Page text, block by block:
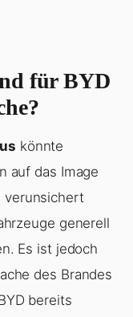
für BYD
könnte
auf das Image
verunsichert
generell
Es ist jedoch
des Brandes
bereits